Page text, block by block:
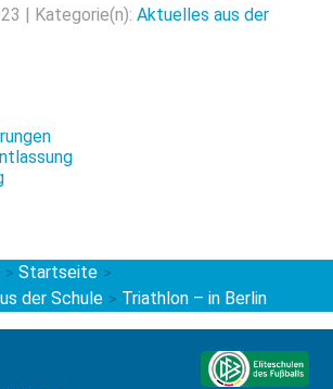
| Kategorie(n):Aktuelles aus der
> Startseite >
der Schule > Triathlon – in Berlin